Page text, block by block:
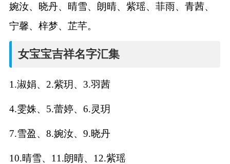
名
婉汝、晓丹、晴雪、朗晴、紫瑶、菲雨、青茜、
宁馨、梓梦、芷芊。
女宝宝吉祥名字汇集
1.淑娟、2.紫玥、3.羽茜
4.雯姝、5.蕾婷、6.灵玥
7.雪盈、8.婉汝、9.晓丹
10.晴雪、11.朗晴、12.紫瑶